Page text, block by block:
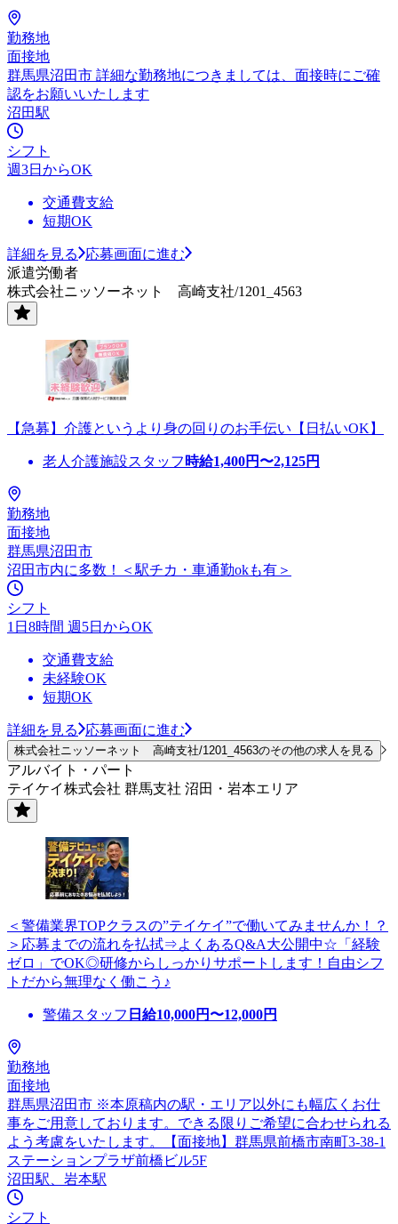
勤務地
面接地
群馬県沼田市 詳細な勤務地につきましては、面接時にご確
認をお願いいたします
沼田駅
シフト
週3日からOK
交通費支給
短期OK
詳細を見る
応募画面に進む
派遣労働者
株式会社ニッソーネット 高崎支社/1201_4563
【急募】介護というより身の回りのお手伝い【日払いOK】
老人介護施設スタッフ 時給1,400円〜2,125円
勤務地
面接地
群馬県沼田市
沼田市内に多数！＜駅チカ・車通勤okも有＞
シフト
1日8時間 週5日からOK
交通費支給
未経験OK
短期OK
詳細を見る 応募画面に進む
株式会社ニッソーネット 高崎支社/1201_4563のその他の求人を見る
アルバイト・パート
テイケイ株式会社 群馬支社 沼田・岩本エリア
＜警備業界TOPクラスの”テイケイ”で働いてみませんか！？
＞応募までの流れを払拭⇒よくあるQ&A大公開中☆「経験
ゼロ」でOK◎研修からしっかりサポートします！自由シフ
トだから無理なく働こう♪
警備スタッフ 日給10,000円〜12,000円
勤務地
面接地
群馬県沼田市 ※本原稿内の駅・エリア以外にも幅広くお仕
事をご用意しております。できる限りご希望に合わせられる
よう考慮をいたします。【面接地】群馬県前橋市南町3-38-1
ステーションプラザ前橋ビル5F
沼田駅、岩本駅
シフト